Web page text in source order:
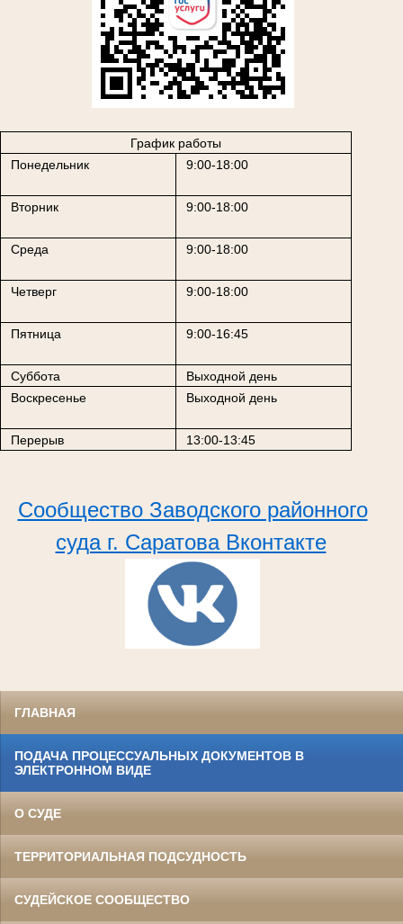
График работы
Понедельник
9:00-18:00
Вторник 9:00-18:00
Среда 9:00-18:00
Четверг 9:00-18:00
Пятница 9:00-16:45
Суббота
Выходной день
Воскресенье
Выходной день
Перерыв 13:00-13:45
Сообщество Заводского районного
суда г. Саратова Вконтакте
ГЛАВНАЯ
ПОДАЧА ПРОЦЕССУАЛЬНЫХ ДОКУМЕНТОВ В
ЭЛЕКТРОННОМ ВИДЕ
О СУДЕ
ТЕРРИТОРИАЛЬНАЯ ПОДСУДНОСТЬ
СУДЕЙСКОЕ СООБЩЕСТВО